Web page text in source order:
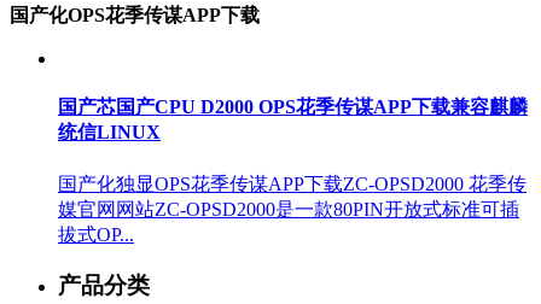
国产化OPS花季传谋APP下载
国产芯国产CPU D2000 OPS花季传谋APP下载兼容麒麟
统信LINUX
国产化独显OPS花季传谋APP下载ZC-OPSD2000 花季传
媒官网网站ZC-OPSD2000是一款80PIN开放式标准可插
拔式OP...
产品分类